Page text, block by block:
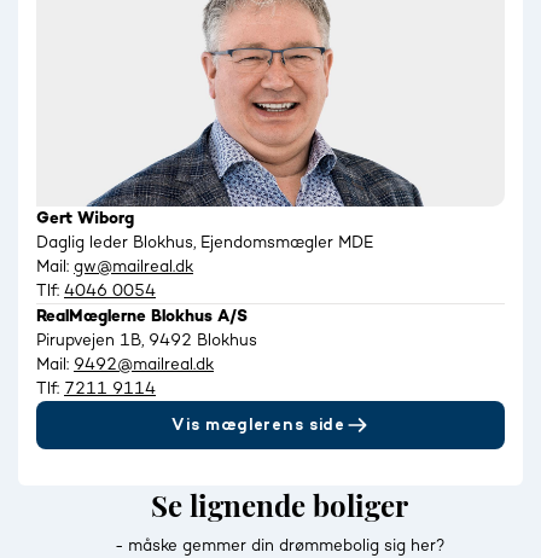
Gert Wiborg
Daglig leder Blokhus, Ejendomsmægler MDE
Mail: gw@mailreal.dk
Tlf: 4046 0054
RealMæglerne Blokhus A/S
Pirupvejen 1B, 9492 Blokhus
Mail: 9492@mailreal.dk
Tlf: 7211 9114
Vis mæglerens side
Se lignende boliger
- måske gemmer din drømmebolig sig her?